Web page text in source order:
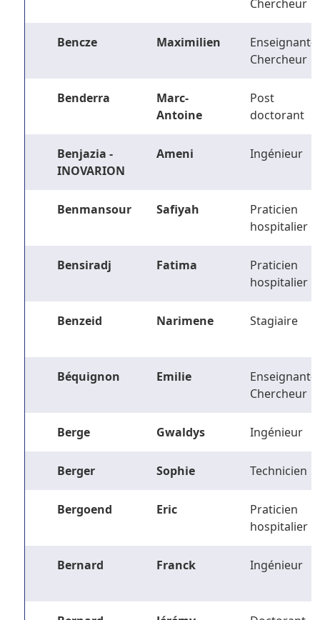
Chercheur
Bencze Maximilien
Enseignant-
Chercheur
Benderra
Marc-
Antoine
Post
doctorant
Benjazia -
INOVARION
Ameni Ingénieur
Benmansour Safiyah
Praticien
hospitalier
Bensiradj Fatima
Praticien
hospitalier
Benzeid Narimene Stagiaire
Béquignon Emilie
Enseignant-
Chercheur
Berge Gwaldys Ingénieur
Berger Sophie Technicien
Bergoend Eric
Praticien
hospitalier
Bernard Franck Ingénieur